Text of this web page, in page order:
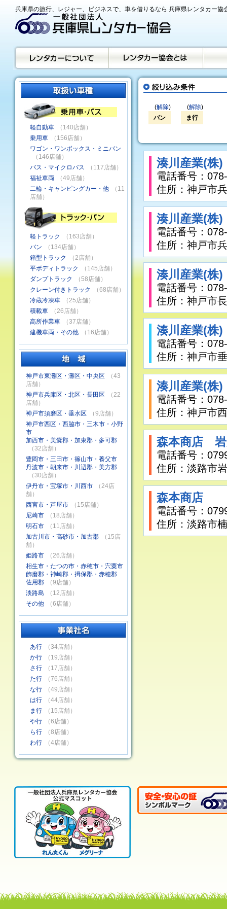
兵庫県の旅行、レジャー、ビジネスで、車を借りるなら 兵庫県レンタカー協
(解除)
バン
(解除)
ま行
軽自動車
（140店舗）
乗用車
（156店舗）
ワゴン・ワンボックス・ミニバン
（146店舗）
バス・マイクロバス
（117店舗）
福祉車両
（49店舗）
二輪・キャンピングカー・他
（11
店舗）
軽トラック
（163店舗）
バン
（134店舗）
箱型トラック
（2店舗）
平ボディトラック
（145店舗）
ダンプトラック
（58店舗）
クレーン付きトラック
（68店舗）
冷蔵冷凍車
（25店舗）
積載車
（26店舗）
高所作業車
（37店舗）
建機車両・その他
（16店舗）
神戸市東灘区・灘区・中央区
（43
店舗）
神戸市兵庫区・北区・長田区
（22
店舗）
神戸市須磨区・垂水区
（9店舗）
神戸市西区・西脇市・三木市・小野
市
加西市・美嚢郡・加東郡・多可郡
（32店舗）
豊岡市・三田市・篠山市・養父市
丹波市・朝来市・川辺郡・美方郡
（30店舗）
伊丹市・宝塚市・川西市
（24店
舗）
西宮市・芦屋市
（15店舗）
尼崎市
（18店舗）
明石市
（11店舗）
加古川市・高砂市・加古郡
（15店
舗）
姫路市
（26店舗）
相生市・たつの市・赤穂市・宍粟市
飾磨郡・神崎郡・揖保郡・赤穂郡
佐用郡
（9店舗）
淡路島
（12店舗）
その他
（6店舗）
あ行
（34店舗）
か行
（19店舗）
さ行
（17店舗）
た行
（76店舗）
な行
（49店舗）
は行
（44店舗）
ま行
（15店舗）
や行
（6店舗）
ら行
（8店舗）
わ行
（4店舗）
湊川産業(
電話番号：
住所：神戸市
湊川産業(
電話番号：
住所：神戸市
湊川産業(
電話番号：
住所：神戸市
湊川産業(
電話番号：
住所：神戸市
湊川産業(
電話番号：
住所：神戸市
森本商店 岩
電話番号：
住所：淡路市
森本商店
電話番号：
住所：淡路市